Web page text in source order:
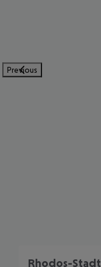
Previous
Rhodos-Stadt